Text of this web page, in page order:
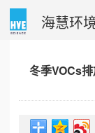
海慧环
冬季VOCs